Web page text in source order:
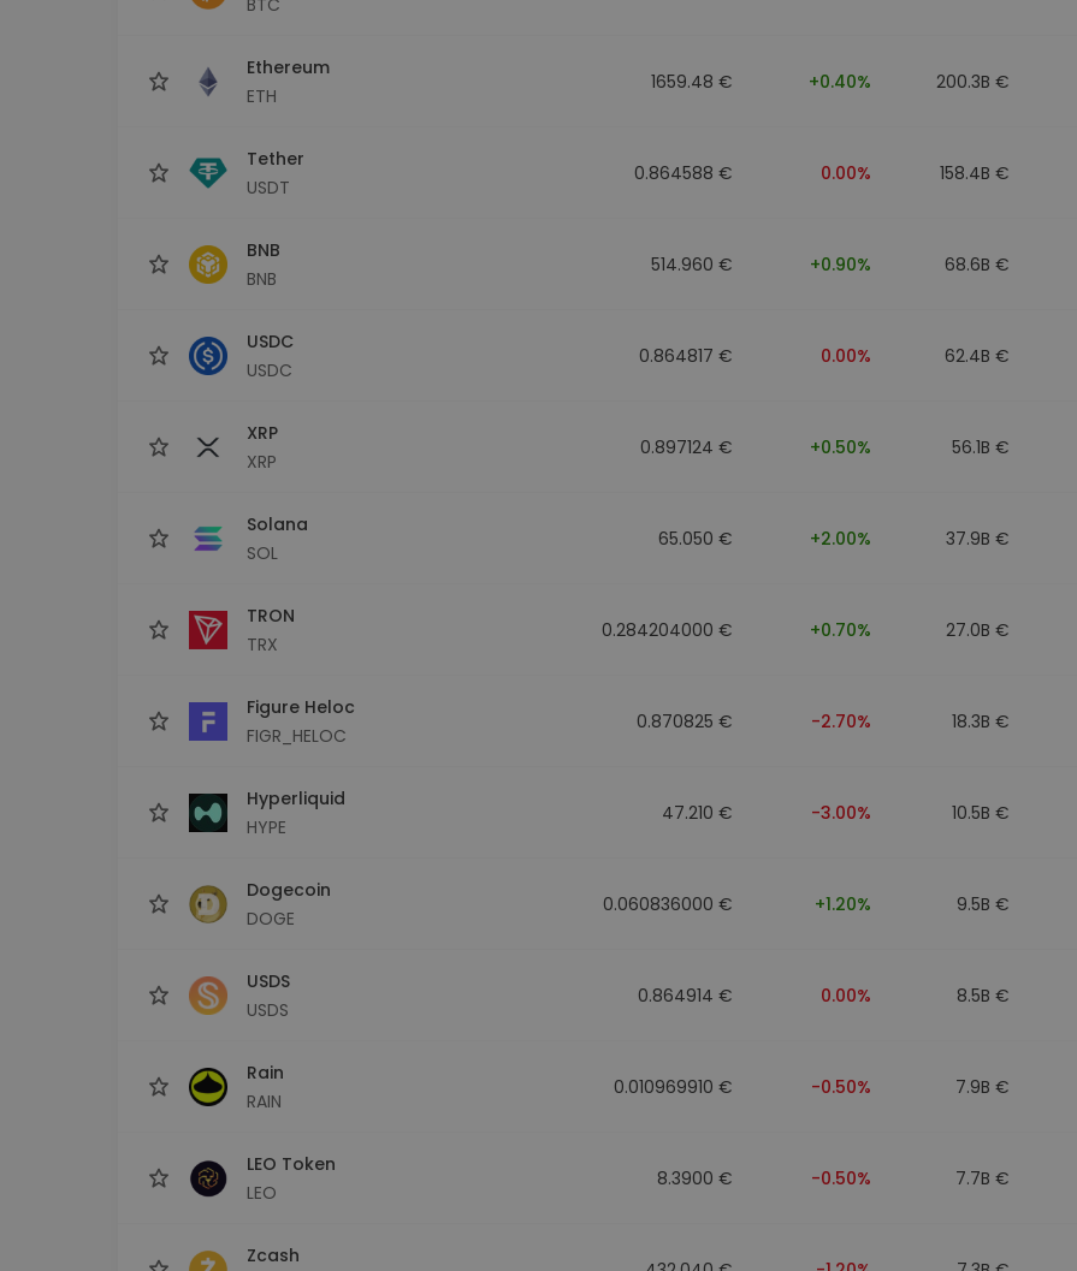
Ethereum
ETH
1659.48 € +0.40% 200.3B €
Tether
USDT
0.864588 € 0.00% 158.4B €
BNB
BNB
514.960 € +0.90% 68.6B €
USDC
USDC
0.864817 € 0.00% 62.4B €
XRP
XRP
0.897124 € +0.50% 56.1B €
Solana
SOL
65.050 € +2.00% 37.9B €
TRON
TRX
0.284204000 € +0.70% 27.0B €
Figure Heloc
FIGR_HELOC
0.870825 € -2.70% 18.3B €
Hyperliquid
HYPE
47.210 € -3.00% 10.5B €
Dogecoin
DOGE
0.060836000 € +1.20% 9.5B €
USDS
USDS
0.864914 € 0.00% 8.5B €
Rain
RAIN
0.010969910 € -0.50% 7.9B €
LEO Token
LEO
8.3900 € -0.50% 7.7B €
Zcash